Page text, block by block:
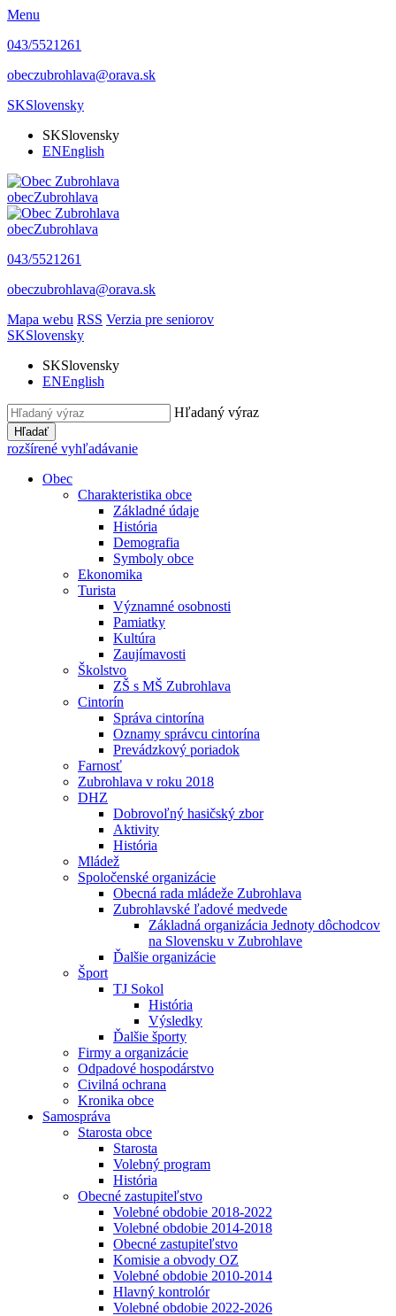
Menu
043/5521261
obeczubrohlava@orava.sk
SKSlovensky
SKSlovensky
ENEnglish
obecZubrohlava
obecZubrohlava
043/5521261
obeczubrohlava@orava.sk
Mapa webu RSS Verzia pre seniorov
SKSlovensky
SKSlovensky
ENEnglish
Hľadaný výraz
Hľadať
rozšírené vyhľadávanie
Obec
Charakteristika obce
Základné údaje
História
Demografia
Symboly obce
Ekonomika
Turista
Významné osobnosti
Pamiatky
Kultúra
Zaujímavosti
Školstvo
ZŠ s MŠ Zubrohlava
Cintorín
Správa cintorína
Oznamy správcu cintorína
Prevádzkový poriadok
Farnosť
Zubrohlava v roku 2018
DHZ
Dobrovoľný hasičský zbor
Aktivity
História
Mládež
Spoločenské organizácie
Obecná rada mládeže Zubrohlava
Zubrohlavské ľadové medvede
Základná organizácia Jednoty dôchodcov
na Slovensku v Zubrohlave
Ďalšie organizácie
Šport
TJ Sokol
História
Výsledky
Ďalšie športy
Firmy a organizácie
Odpadové hospodárstvo
Civilná ochrana
Kronika obce
Samospráva
Starosta obce
Starosta
Volebný program
História
Obecné zastupiteľstvo
Volebné obdobie 2018-2022
Volebné obdobie 2014-2018
Obecné zastupiteľstvo
Komisie a obvody OZ
Volebné obdobie 2010-2014
Hlavný kontrolór
Volebné obdobie 2022-2026